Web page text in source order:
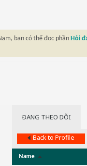
bạn có thể đọc phần Hỏi
ÐANG THEO DÕI
Back to Profile
Name